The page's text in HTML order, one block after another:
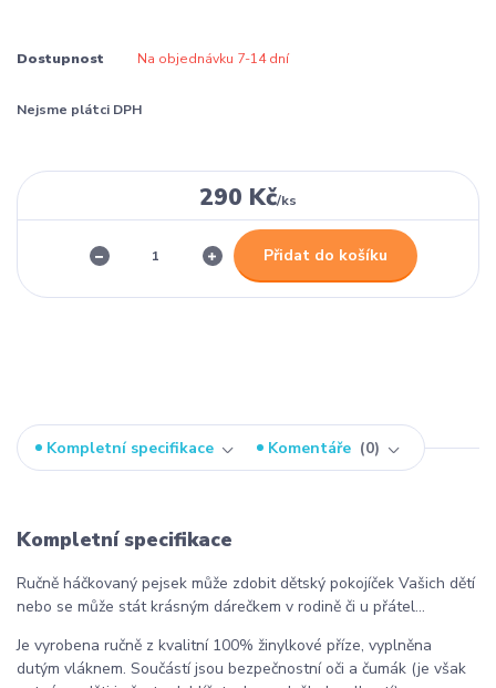
Dostupnost Na objednávku 7-14 dní
Nejsme plátci DPH
290 Kč/ks
Přidat do košíku
Kompletní specifikace Komentáře 0
Kompletní specifikace
Ručně háčkovaný pejsek může zdobit dětský pokojíček Vašich dětí
nebo se může stát krásným dárečkem v rodině či u přátel...
Je vyrobena ručně z kvalitní 100% žinylkové příze, vyplněna
dutým vláknem. Součástí jsou bezpečnostní oči a čumák (je však